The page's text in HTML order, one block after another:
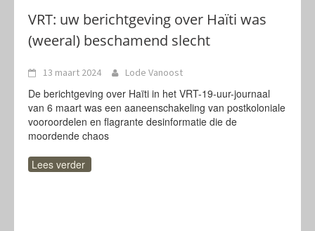
VRT: uw berichtgeving over Haïti was
(weeral) beschamend slecht
13 maart 2024 Lode Vanoost
De berichtgeving over Haïti in het VRT-19-uur-journaal
van 6 maart was een aaneenschakeling van postkoloniale
vooroordelen en flagrante desinformatie die de
moordende chaos
Lees verder